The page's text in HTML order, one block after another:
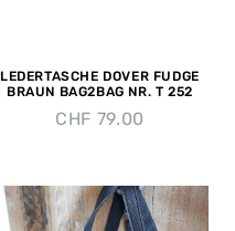
LEDERTASCHE DOVER FUDGE
BRAUN BAG2BAG NR. T 252
CHF 79.00